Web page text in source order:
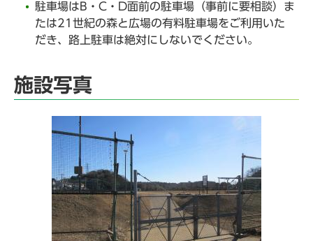
駐車場はB・C・D面前の駐車場（事前に要相談）ま
たは21世紀の森と広場の有料駐車場をご利用いた
だき、路上駐車は絶対にしないでください。
施設写真